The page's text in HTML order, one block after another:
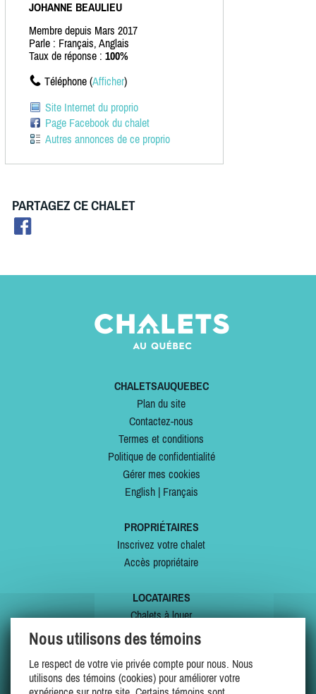
JOHANNE BEAULIEU
Membre depuis Mars 2017
Parle : Français, Anglais
Taux de réponse : 100%
Téléphone (Afficher)
Site Internet du proprio
Page Facebook du chalet
Autres annonces de ce proprio
PARTAGEZ CE CHALET
CHALETSAUQUEBEC
Plan du site
Contactez-nous
Termes et conditions
Politique de confidentialité
Gérer mes cookies
English| Français
PROPRIÉTAIRES
Inscrivez votre chalet
Accès propriétaire
LOCATAIRES
Chalets à louer
Chalets à vendre
Offres spéciales
Mes favoris
Nous utilisons des témoins
Le respect de votre vie privée compte pour nous. Nous
utilisons des témoins (cookies) pour améliorer votre